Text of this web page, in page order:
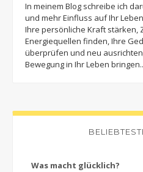
In meinem Blog schreibe ich
und mehr Einfluss auf Ihr
Ihre persönliche Kraft stärken,
Energiequellen finden, Ihre
überprüfen und neu
Bewegung in Ihr Leben
Was macht glücklich?